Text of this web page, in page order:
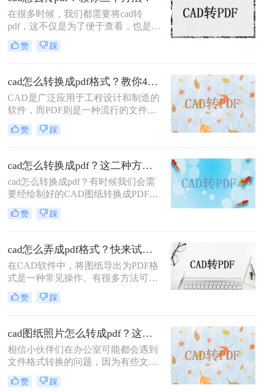
CAD转换为PDF是一种非常实用的方
法，可以在工作和生活中节省时间和
cad图纸怎么转换成pdf。
在很多时候，我们都需要将cad转
pdf，这不仅是为了便于查看，也是为
了便于传输。但是你知道怎么将CAD
是一种广泛应用于工程设计和制造领
子文档格式，有着广泛的应用。许多
人常常遇到cad怎么转pdf的问题，下
面将为大家详细介绍三种常用的方
法。
赞 踩
cad怎么转换成pdf格式？教你4个简单又实用的方法~
CAD是广泛应用于工程设计和制造的
软件，而PDF则是一种流行的文件格
式，兼具可读性和可编辑性。是否想
知道cad怎么转换成pdf格式？本文将
您轻松实现文件格式的转换！
赞 踩
cad怎么转换成pdf？这二种方法简单又实用！
cad怎么转换成pdf？有时候我们会需
要经绘制好的CAD图纸转换成PDF的
格式，因为PDF文件的兼容性很好，
不管发送多少次发给谁都能正常打开
况，打印效果也是很好，那么如何cad
转pdf呢？下面一起来看看吧。
赞 踩
cad怎么弄成pdf格式？快来试试这三种方法吧！
在CAD软件中，将图纸导出为PDF格
式是一种常见操作。有很多方法可以
实现这一步骤，包括使用AutoCAD软
件本身的打印功能、利用专门的CAD
换网站。本文将为你介绍这三种cad怎
么弄成pdf格式方法，快来选择适合你
的方式，轻松将CAD图纸转换成PDF
格式吧!
赞 踩
cad图纸照片怎么转成pdf？这两种方法快速转换！
相信小伙伴们在办公室可能都会遇到
文件格式转换的问题，因为有些文件
适合编辑却不适合发送。我们需要考
虑收件人能否顺利打开文件。比如
赞 踩